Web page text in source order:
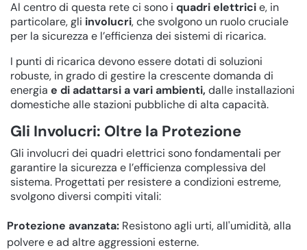
Al centro di questa rete ci sono i quadri elettricie, in
particolare, gli involucri, che svolgono un ruolo cruciale
per la sicurezza e l’efficienza dei sistemi di ricarica.
I punti di ricarica devono essere dotati di soluzioni
robuste, in grado di gestire la crescente domanda di
energia e di adattarsi a vari ambienti,dalle installazioni
domestiche alle stazioni pubbliche di alta capacità.
Gli Involucri: Oltre la Protezione
Gli involucri dei quadri elettrici sono fondamentali per
garantire la sicurezza e l’efficienza complessiva del
sistema. Progettati per resistere a condizioni estreme,
svolgono diversi compiti vitali:
Protezione avanzata: Resistono agli urti, all'umidità, alla
polvere e ad altre aggressioni esterne.